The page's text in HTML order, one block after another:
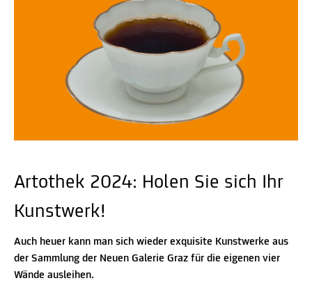
Artothek 2024: Holen Sie sich Ihr
Kunstwerk!
Auch heuer kann man sich wieder exquisite Kunstwerke aus
der Sammlung der Neuen Galerie Graz für die eigenen vier
Wände ausleihen.